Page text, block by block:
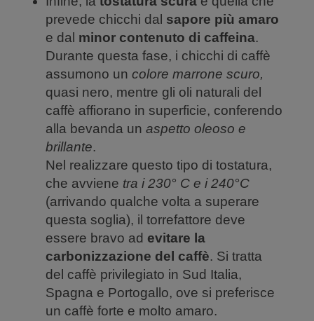
prevede chicchi dal sapore più amaro
e dal minor contenuto di caffeina.
Durante questa fase, i chicchi di caffè
assumono un colore marrone scuro,
quasi nero, mentre gli oli naturali del
caffè affiorano in superficie, conferendo
alla bevanda un aspetto oleoso e
brillante.
Nel realizzare questo tipo di tostatura,
che avviene tra i 230° C e i 240°C
(arrivando qualche volta a superare
questa soglia), il torrefattore deve
essere bravo ad evitare la
carbonizzazione del caffè. Si tratta
del caffè privilegiato in Sud Italia,
Spagna e Portogallo, ove si preferisce
un caffè forte e molto amaro.